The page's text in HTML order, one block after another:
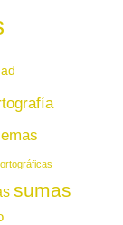
sumas